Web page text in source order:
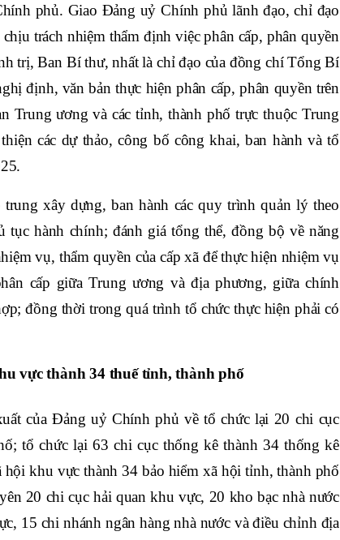
phủ. Giao Đảng uỷ Chính phủ lãnh đạo, chỉ đạo
trách nhiệm thẩm định việc phân cấp, phân quyền
trị, Ban Bí thư, nhất là chỉ đạo của đồng chí Tổng Bí
định, văn bản thực hiện phân cấp, phân quyền trên
Trung ương và các tỉnh, thành phố trực thuộc Trung
các dự thảo, công bố công khai, ban hành và tổ
xây dựng, ban hành các quy trình quản lý theo
hành chính; đánh giá tổng thể, đồng bộ về năng
vụ, thẩm quyền của cấp xã để thực hiện nhiệm vụ
cấp giữa Trung ương và địa phương, giữa chính
đồng thời trong quá trình tổ chức thực hiện phải có
vực thành 34 thuế tỉnh, thành phố
của Đảng uỷ Chính phủ về tổ chức lại 20 chi cục
tổ chức lại 63 chi cục thống kê thành 34 thống kê
khu vực thành 34 bảo hiểm xã hội tỉnh, thành phố
20 chi cục hải quan khu vực, 20 kho bạc nhà nước
15 chi nhánh ngân hàng nhà nước và điều chỉnh địa